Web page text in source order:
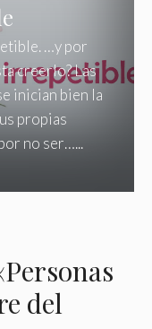
…y por
creerlo? Las
inician bien la
propias
no ser…...
del